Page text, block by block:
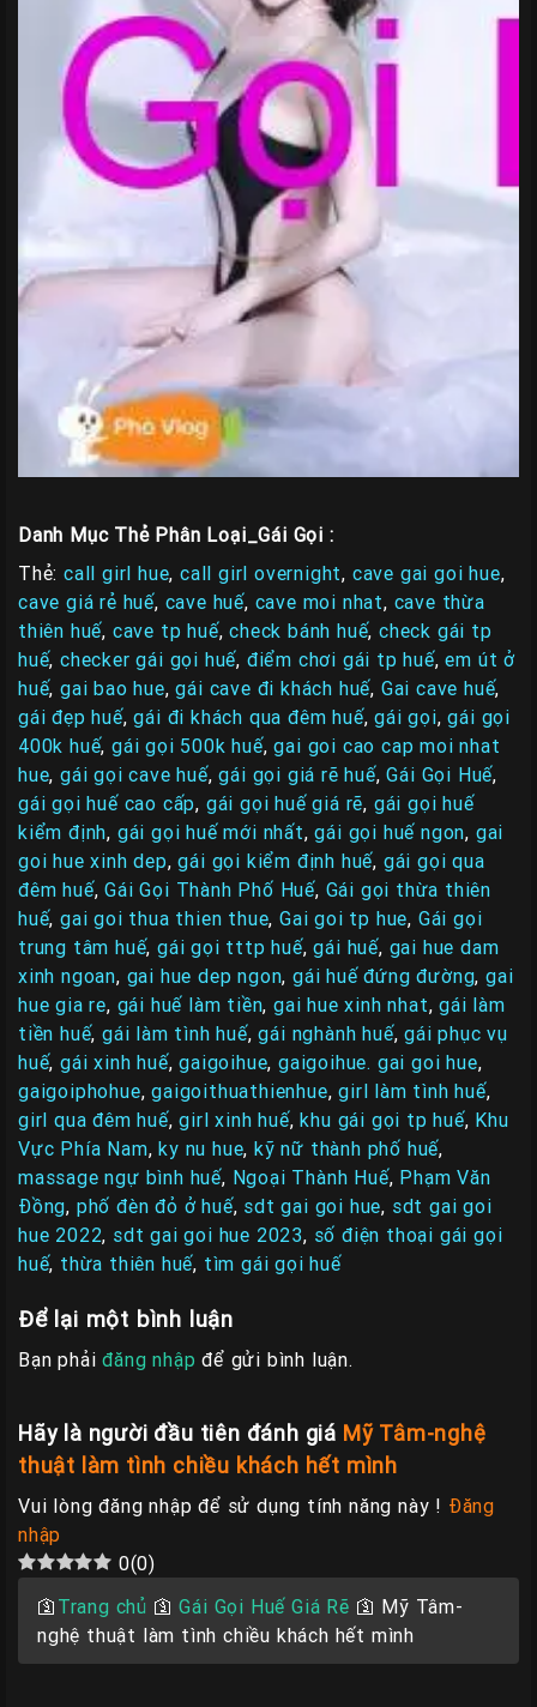
Danh Mục Thẻ Phân Loại_Gái Gọi :
Thẻ: call girl hue,call girl overnight, cave gai goi hue,
cave giá rẻ huế, cave huế, cave moi nhat, cave thừa
thiên huế, cave tp huế,check bánh huế,check gái tp
huế,checker gái gọi huế, điểm chơi gái tp huế,em út ở
huế,gai bao hue,gái cave đi khách huế, Gai cave huế,
gái đẹp huế,gái đi khách qua đêm huế,gái gọi,gái gọi
400k huế,gái gọi 500k huế,gai goi cao cap moi nhat
hue,gái gọi cave huế,gái gọi giá rẽ huế,Gái Gọi Huế,
gái gọi huế cao cấp, gái gọi huế giá rẽ, gái gọi huế
kiểm định, gái gọi huế mới nhất,gái gọi huế ngon, gai
goi hue xinh dep,gái gọi kiểm định huế, gái gọi qua
đêm huế,Gái Gọi Thành Phố Huế, Gái gọi thừa thiên
huế,gai goi thua thien thue,Gai goi tp hue, Gái gọi
trung tâm huế,gái gọi tttp huế,gái huế, gai hue dam
xinh ngoan, gai hue dep ngon,gái huế đứng đường,gai
hue gia re, gái huế làm tiền,gai hue xinh nhat,gái làm
tiền huế,gái làm tình huế,gái nghành huế,gái phục vụ
huế,gái xinh huế,gaigoihue,gaigoihue. gai goi hue,
gaigoiphohue,gaigoithuathienhue,girl làm tình huế,
girl qua đêm huế,girl xinh huế,khu gái gọi tp huế, Khu
Vực Phía Nam,ky nu hue,kỹ nữ thành phố huế,
massage ngự bình huế, Ngoại Thành Huế, Phạm Văn
Đồng, phố đèn đỏ ở huế, sdt gai goi hue, sdt gai goi
hue 2022, sdt gai goi hue 2023, số điện thoại gái gọi
huế, thừa thiên huế, tìm gái gọi huế
Để lại một bình luận
Bạn phảiđăng nhập để gửi bình luận.
Hãy là người đầu tiên đánh giá Mỹ Tâm-nghệ
thuật làm tình chiều khách hết mình
Vui lòng đăng nhập để sử dụng tính năng này ! Đăng
nhập
0(0)
🛐 Trang chủ 🛐Gái Gọi Huế Giá Rẽ 🛐 Mỹ Tâm-
nghệ thuật làm tình chiều khách hết mình